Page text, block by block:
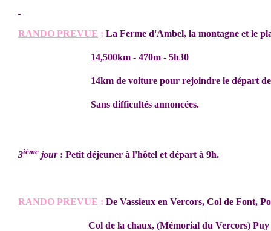
RANDO PREVUE : La Ferme d'Ambel, la montagne et le
14,500km - 470m - 5h30
14km de voiture pour rejoindre le départ de
Sans difficultés annoncées.
3ième jour: Petit déjeuner à l'hôtel et départ à 9h.
RANDO PREVUE : De Vassieux en Vercors, Col de Font,
Col de la chaux, (Mémorial du Vercors) Puy de